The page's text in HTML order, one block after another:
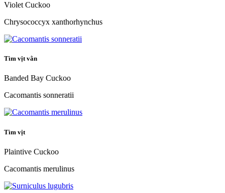
Violet Cuckoo
Chrysococcyx xanthorhynchus
Tìm vịt vằn
Banded Bay Cuckoo
Cacomantis sonneratii
Tìm vịt
Plaintive Cuckoo
Cacomantis merulinus